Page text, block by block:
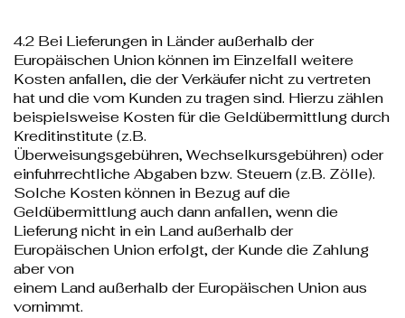
4.2 Bei Lieferungen in Länder außerhalb der
Europäischen Union können im Einzelfall weitere
Kosten anfallen, die der Verkäufer nicht zu vertreten
hat und die vom Kunden zu tragen sind. Hierzu zählen
beispielsweise Kosten für die Geldübermittlung durch
Kreditinstitute (z.B.
Überweisungsgebühren, Wechselkursgebühren) oder
einfuhrrechtliche Abgaben bzw. Steuern (z.B. Zölle).
Solche Kosten können in Bezug auf die
Geldübermittlung auch dann anfallen, wenn die
Lieferung nicht in ein Land außerhalb der
Europäischen Union erfolgt, der Kunde die Zahlung
aber von
einem Land außerhalb der Europäischen Union aus
vornimmt.